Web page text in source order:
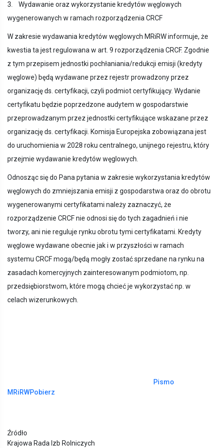
3. Wydawanie oraz wykorzystanie kredytów węglowych
wygenerowanych w ramach rozporządzenia CRCF
W zakresie wydawania kredytów węglowych MRiRW informuje, że
kwestia ta jest regulowana w art. 9 rozporządzenia CRCF. Zgodnie
z tym przepisem jednostki pochłaniania/redukcji emisji (kredyty
węglowe) będą wydawane przez rejestr prowadzony przez
organizację ds. certyfikacji, czyli podmiot certyfikujący. Wydanie
certyfikatu będzie poprzedzone audytem w gospodarstwie
przeprowadzanym przez jednostki certyfikujące wskazane przez
organizację ds. certyfikacji. Komisja Europejska zobowiązana jest
do uruchomienia w 2028 roku centralnego, unijnego rejestru, który
przejmie wydawanie kredytów węglowych.
Odnosząc się do Pana pytania w zakresie wykorzystania kredytów
węglowych do zmniejszania emisji z gospodarstwa oraz do obrotu
wygenerowanymi certyfikatami należy zaznaczyć, że
rozporządzenie CRCF nie odnosi się do tych zagadnień i nie
tworzy, ani nie reguluje rynku obrotu tymi certyfikatami. Kredyty
węglowe wydawane obecnie jak i w przyszłości w ramach
systemu CRCF mogą/będą mogły zostać sprzedane na rynku na
zasadach komercyjnych zainteresowanym podmiotom, np.
przedsiębiorstwom, które mogą chcieć je wykorzystać np. w
celach wizerunkowych.
Pismo
MRiRWPobierz
Źródło
Krajowa Rada Izb Rolniczych